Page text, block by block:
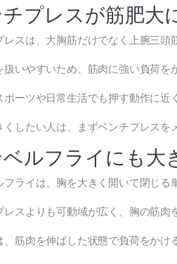
プレスが筋肥大
レスは、大胸筋だけでなく上腕三頭
扱いやすいため、筋肉に強い負荷を
ポーツや日常生活でも押す動作に近
くしたい人は、まずベンチプレスを
ルフライにも大
フライは、胸を大きく開いて閉じる
レスよりも可動域が広く、胸の筋肉
、筋肉を伸ばした状態で負荷をかけ